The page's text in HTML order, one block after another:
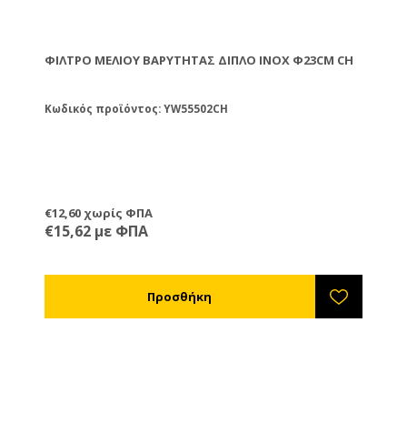
ΦΊΛΤΡΟ ΜΕΛΙΟΎ ΒΑΡΎΤΗΤΑΣ ΔΙΠΛΌ ΙΝΟΧ Φ23CM CH
Κωδικός προϊόντος: YW55502CH
€12,60 χωρίς ΦΠΑ
€15,62 με ΦΠΑ